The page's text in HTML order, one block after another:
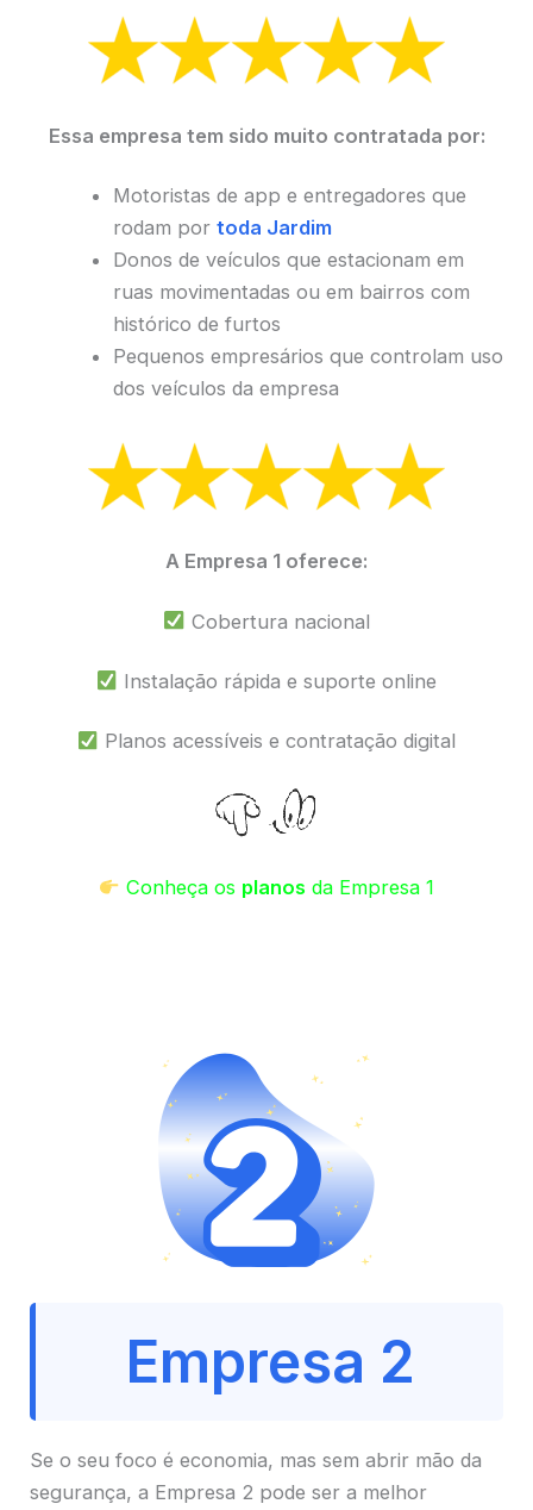
Essa empresa tem sido muito contratada por:
Motoristas de app e entregadores que
rodam por toda Jardim
Donos de veículos que estacionam em
ruas movimentadas ou em bairros com
histórico de furtos
Pequenos empresários que controlam uso
dos veículos da empresa
A Empresa 1 oferece:
Cobertura nacional
Instalação rápida e suporte online
Planos acessíveis e contratação digital
Conheça os planos da Empresa 1
Empresa 2
Se o seu foco é economia, mas sem abrir mão da
segurança, a Empresa 2 pode ser a melhor